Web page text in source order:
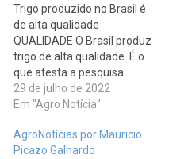
Trigo produzido no Brasil é
de alta qualidade
QUALIDADE O Brasil produz
trigo de alta qualidade. É o
que atesta a pesquisa
conduzida pela Embrapa
Agroindústria de Alimentos
Universidade Federal do
Estado do Rio de Janeiro
29 de julho de 2022
Em "Agro Notícia"
AgroNotícias por Mauricio
Picazo Galhardo